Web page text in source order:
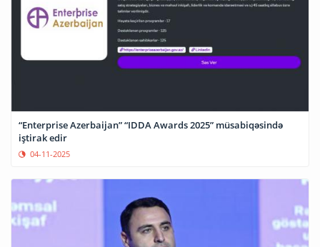
“Enterprise Azerbaijan” “IDDA Awards 2025” müsabiqəsində
iştirak edir
04-11-2025